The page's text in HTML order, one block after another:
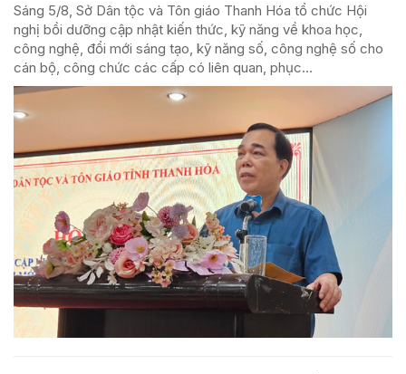
Sáng 5/8, Sở Dân tộc và Tôn giáo Thanh Hóa tổ chức Hội
nghị bồi dưỡng cập nhật kiến thức, kỹ năng về khoa học,
công nghệ, đổi mới sáng tạo, kỹ năng số, công nghệ số cho
cán bộ, công chức các cấp có liên quan, phục...